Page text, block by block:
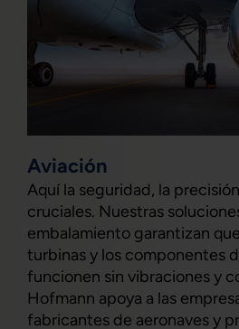
Aviación
Aquí la seguridad, la
cruciales. Nuestras
embalamiento garantizan
turbinas y los componentes
funcionen sin vibraciones y
Hofmann apoya a las
fabricantes de aeronaves y